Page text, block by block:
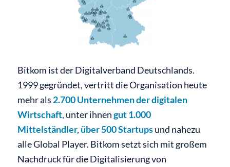
Bitkom ist der Digitalverband Deutschlands.
1999 gegründet, vertritt die Organisation heute
mehr als 2.700 Unternehmen der digitalen
Wirtschaft,unter ihnengut 1.000
Mittelständler,über 500 Startupsund nahezu
alle Global Player. Bitkom setzt sich mit großem
Nachdruck für die Digitalisierung von